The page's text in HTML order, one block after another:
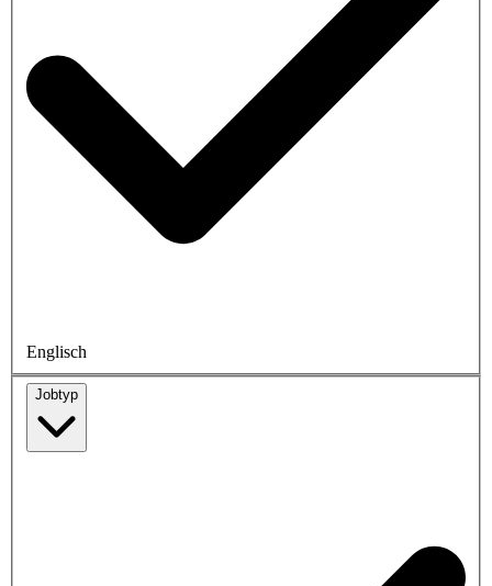
Englisch
Jobtyp